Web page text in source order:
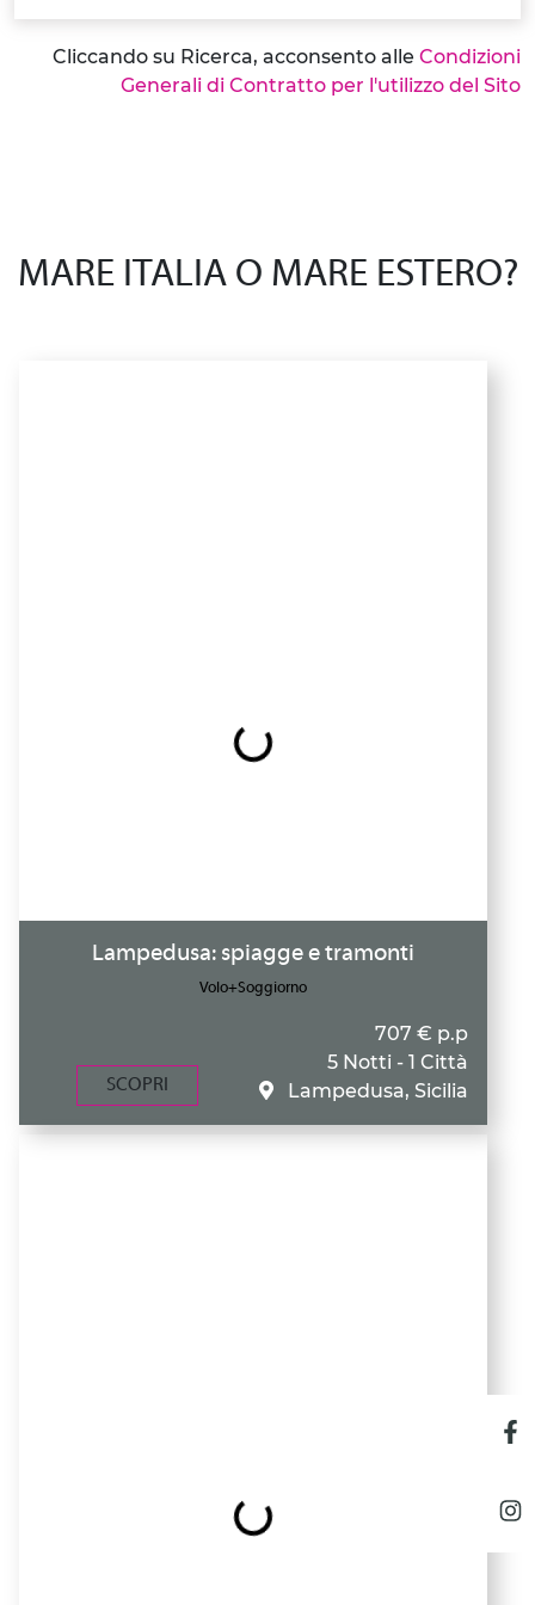
Cliccando su Ricerca, acconsento alle Condizioni
Generali di Contratto per l'utilizzo del Sito
MARE ITALIA O MARE ESTERO?
Lampedusa: spiagge e tramonti
Volo+Soggiorno
SCOPRI
707 € p.p
5 Notti - 1 Città
Lampedusa, Sicilia